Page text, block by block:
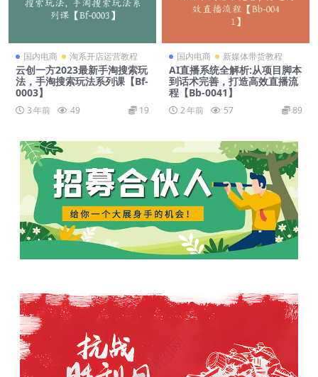
国内电商 淘系开店运营教程
云创一方2023最新手淘搜索玩
法，手淘搜索玩法系列课【Bf-
0003】
3 年前 49 19
国内电商 新媒体带货教程
AI直播系统全解析:从项目脚本
到话术完善，打造高效直播流
程【Bb-0041】
2 年前 57 89